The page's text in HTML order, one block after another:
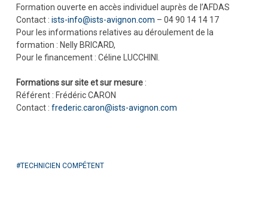
Formation ouverte en accès individuel auprès de l’AFDAS
Contact : ists-info@ists-avignon.com – 04 90 14 14 17
Pour les informations relatives au déroulement de la
formation : Nelly BRICARD,
Pour le financement : Céline LUCCHINI.
Formations sur site et sur mesure:
Référent : Frédéric CARON
Contact : frederic.caron@ists-avignon.com
TECHNICIEN COMPÉTENT